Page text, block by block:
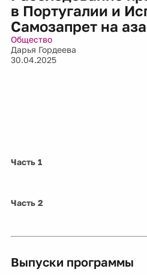
в Португалии и
Самозапрет на
Общество
Дарья Гордеева
30.04.2025
Часть 1
Часть 2
Выпуски программы